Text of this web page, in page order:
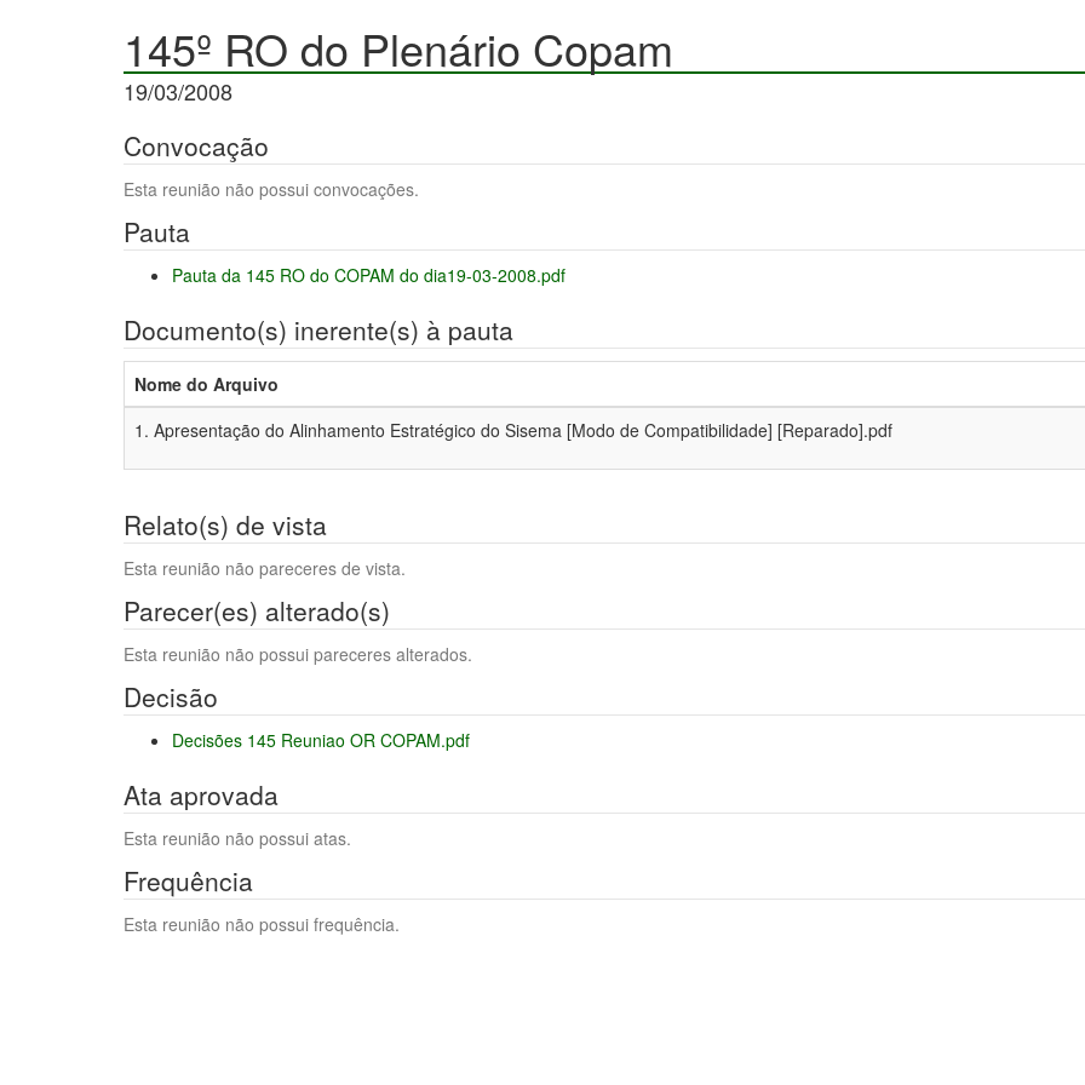
145º RO do Plenário Copam
19/03/2008
Convocação
Esta reunião não possui convocações.
Pauta
Pauta da 145 RO do COPAM do dia19-03-2008.pdf
Documento(s) inerente(s) à pauta
Nome do Arquivo
1. Apresentação do Alinhamento Estratégico do Sisema [Modo de Compatibilidade] [Reparado].pdf
Relato(s) de vista
Esta reunião não pareceres de vista.
Parecer(es) alterado(s)
Esta reunião não possui pareceres alterados.
Decisão
Decisões 145 Reuniao OR COPAM.pdf
Ata aprovada
Esta reunião não possui atas.
Frequência
Esta reunião não possui frequência.